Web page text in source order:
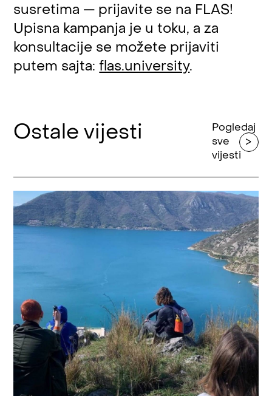
susretima — prijavite se na FLAS!
Upisna kampanja je u toku, a za
konsultacije se možete prijaviti
putem sajta: flas.university.
Ostale vijesti
Pogledaj
sve
vijesti